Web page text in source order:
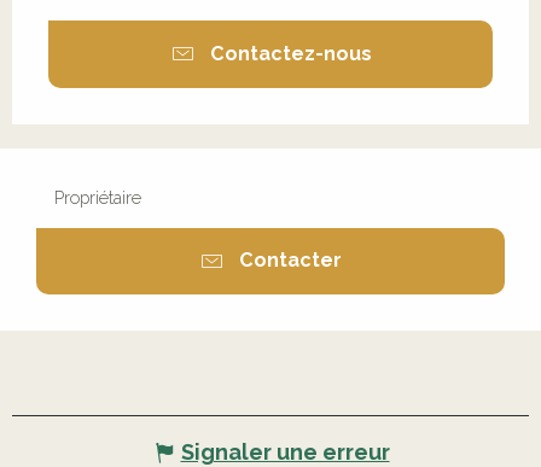
Contactez-nous
Propriétaire
Contacter
Signaler une erreur